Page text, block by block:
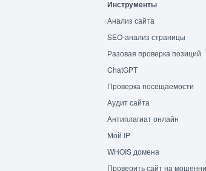
Инструменты
Анализ сайта
SEO-анализ страницы
Разовая проверка позиций
ChatGPT
Проверка посещаемости
Аудит сайта
Антиплагиат онлайн
Мой IP
WHOIS домена
Проверить сайт на